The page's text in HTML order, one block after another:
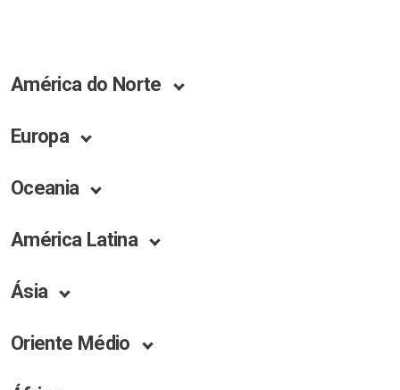
América do Norte
Europa
Oceania
América Latina
Ásia
Oriente Médio